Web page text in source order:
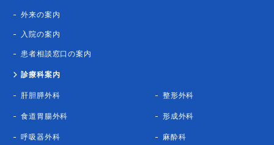
外来の案内
入院の案内
患者相談窓口の案内
診療科案内
肝胆膵外科 整形外科
食道胃腸外科 形成外科
呼吸器外科 麻酔科